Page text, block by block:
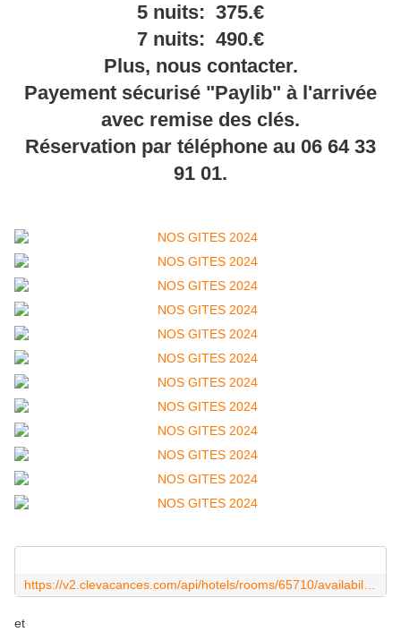
5 nuits: 375.€
7 nuits: 490.€
Plus, nous contacter.
Payement sécurisé "Paylib" à l'arrivée
avec remise des clés.
Réservation par téléphone au 06 64 33
91 01.
et